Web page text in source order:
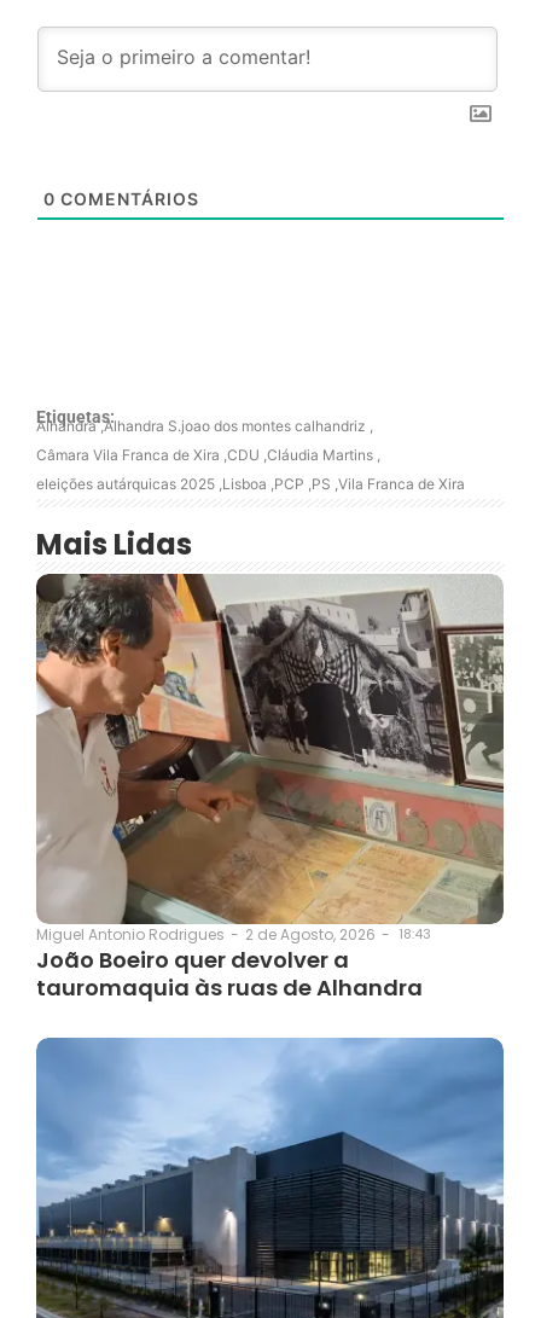
0 COMENTÁRIOS
Etiquetas:
Alhandra,Alhandra S.joao dos montes calhandriz
Câmara Vila Franca de Xira CDU Cláudia Martins
eleições autárquicas 2025 Lisboa PCP PS Vila Franca de Xira
Mais Lidas
Miguel Antonio Rodrigues - 2 de Agosto, 2026 - 18:43
João Boeiro quer devolver a
tauromaquia às ruas de Alhandra